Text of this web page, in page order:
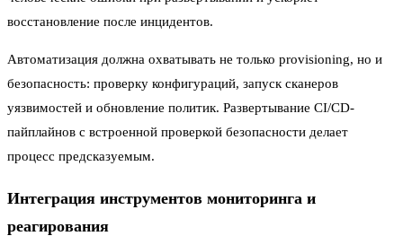
восстановление после инцидентов.
Автоматизация должна охватывать не только provisioning, но и
безопасность: проверку конфигураций, запуск сканеров
уязвимостей и обновление политик. Развертывание CI/CD-
пайплайнов с встроенной проверкой безопасности делает
процесс предсказуемым.
Интеграция инструментов мониторинга и
реагирования